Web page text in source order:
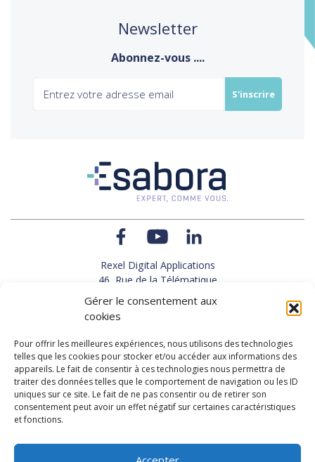
Gérer le consentement aux
cookies
Pour offrir les meilleures expériences, nous utilisons des technologies
telles que les cookies pour stocker et/ou accéder aux informations des
appareils. Le fait de consentir à ces technologies nous permettra de
traiter des données telles que le comportement de navigation ou les ID
uniques sur ce site. Le fait de ne pas consentir ou de retirer son
consentement peut avoir un effet négatif sur certaines caractéristiques
et fonctions.
Newsletter
Abonnez-vous ....
Rexel Digital Applications
46, Rue de la Télématique
Le Polygone 42000 SAINT-ETIENNE
TEL : 33(0)4 77 92 28 60
FAX : 33(0)4 77 92 28 61
SUPPORT : 33(0)4 69 68 82 10
NOUS CONTACTER